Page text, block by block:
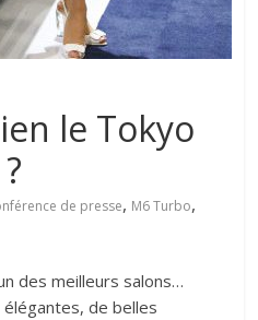
le Tokyo
de presse, M6 Turbo,
des meilleurs salons…
de belles